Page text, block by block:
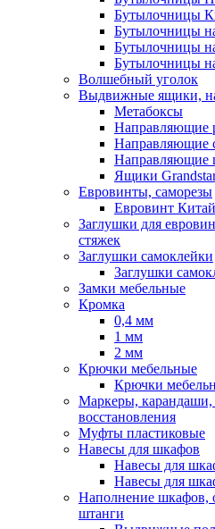
Бутылочницы
Бутылочницы
Бутылочницы
Бутылочницы
Волшебный уголок
Выдвижные ящики,
Метабоксы
Направляющие
Направляющие
Направляющие
Ящики
Евровинты, саморезы
Евровинт Китай
Заглушки для
стяжек
Заглушки самоклейки
Заглушки
Замки мебельные
Кромка
0,4 мм
1 мм
2 мм
Крючки мебельные
Крючки
Маркеры, карандаши,
восстановления
Муфты пластиковые
Навесы для шкафов
Навесы для
Навесы для
Наполнение шкафов,
штанги